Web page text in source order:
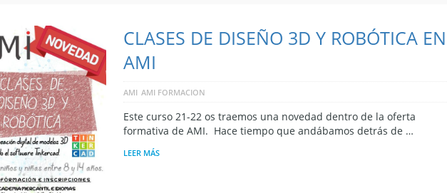
CLASES DE DISEÑO 3D Y ROBÓTICA EN
AMI
AMI AMI FORMACION
Este curso 21-22 os traemos una novedad dentro de la oferta
formativa de AMI. Hace tiempo que andábamos detrás de …
LEER MÁS